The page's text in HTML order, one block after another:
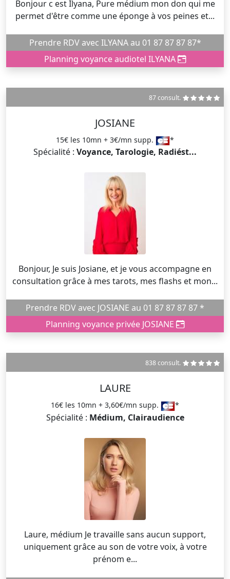
Bonjour c est Ilyana, Pure médium mon don qui me
permet d'être comme une éponge à vos peines et...
Prendre RDV avec ILYANA au 01 87 87 87 87*
Planning voyance audiotel ILYANA
87 consult.
JOSIANE
15€ les 10mn + 3€/mn supp. *
Spécialité : Voyance, Tarologie, Radiést...
Bonjour, Je suis Josiane, et je vous accompagne en
consultation grâce à mes tarots, mes flashs et mon...
Prendre RDV avec JOSIANE au 01 87 87 87 87 *
Planning voyance privée JOSIANE
838 consult.
LAURE
16€ les 10mn + 3,60€/mn supp. *
Spécialité : Médium, Clairaudience
Laure, médium Je travaille sans aucun support,
uniquement grâce au son de votre voix, à votre
prénom e...